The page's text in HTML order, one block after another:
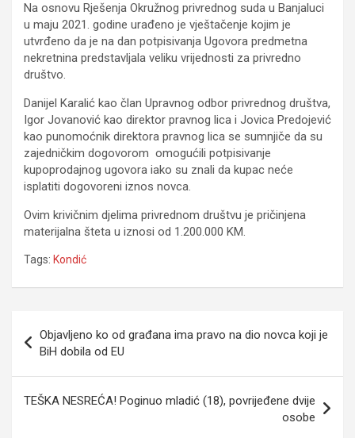
Na osnovu Rješenja Okružnog privrednog suda u Banjaluci
u maju 2021. godine urađeno je vještačenje kojim je
utvrđeno da je na dan potpisivanja Ugovora predmetna
nekretnina predstavljala veliku vrijednosti za privredno
društvo.
Danijel Karalić kao član Upravnog odbor privrednog društva,
Igor Jovanović kao direktor pravnog lica i Jovica Predojević
kao punomoćnik direktora pravnog lica se sumnjiče da su
zajedničkim dogovorom omogućili potpisivanje
kupoprodajnog ugovora iako su znali da kupac neće
isplatiti dogovoreni iznos novca.
Ovim krivičnim djelima privrednom društvu je pričinjena
materijalna šteta u iznosi od 1.200.000 KM.
Tags: Kondić
članaka
Objavljeno ko od građana ima pravo na dio novca koji je
BiH dobila od EU
TEŠKA NESREĆA! Poginuo mladić (18), povrijeđene dvije
osobe